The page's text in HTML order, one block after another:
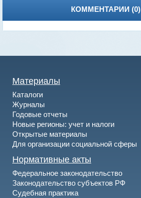
КОММЕНТАРИИ (0)
Материалы
Каталоги
Журналы
Годовые отчеты
Новые регионы: учет и налоги
Открытые материалы
Для организации социальной сферы
Нормативные акты
Федеральное законодательство
Законодательство субъектов РФ
Судебная практика